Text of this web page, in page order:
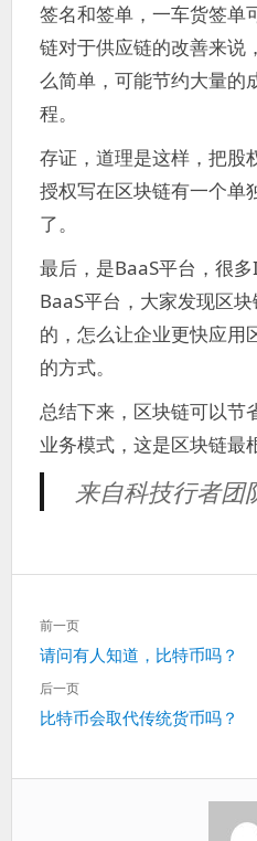
签名和签单，一车货签单
链对于供应链的改善来说
么简单，可能节约大量的
程。
存证，道理是这样，把股
授权写在区块链有一个单
了。
最后，是BaaS平台，很
BaaS平台，大家发现区
的，怎么让企业更快应用
的方式。
总结下来，区块链可以节
业务模式，这是区块链最
来自科技行者团
文
章
导
航
前一页
上
一
请问有人知道，比特币吗？
后一页
下
比特币会取代传统货币吗？